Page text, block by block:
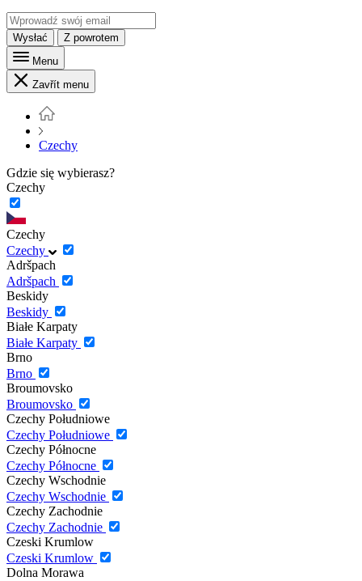
Wysłać
Z powrotem
Menu
Zavřít menu
Czechy
Gdzie się wybierasz?
Czechy
Czechy
Czechy
Adršpach
Adršpach
Beskidy
Beskidy
Białe Karpaty
Białe Karpaty
Brno
Brno
Broumovsko
Broumovsko
Czechy Południowe
Czechy Południowe
Czechy Północne
Czechy Północne
Czechy Wschodnie
Czechy Wschodnie
Czechy Zachodnie
Czechy Zachodnie
Czeski Krumlow
Czeski Krumlow
Dolna Morawa